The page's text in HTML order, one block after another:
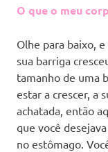
O que o meu
Olhe para baixo,
sua barriga
tamanho de uma
estar a crescer, a
achatada, então
que você
no estômago.